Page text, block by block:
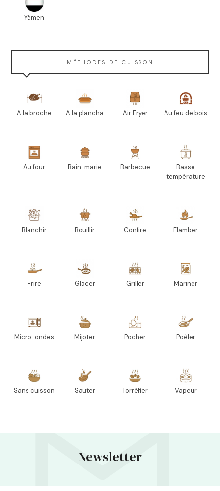
Yémen
MÉTHODES DE CUISSON
A la broche A la plancha Air Fryer Au feu de bois
Au four Bain-marie Barbecue
Basse
température
Blanchir Bouillir Confire Flamber
Frire Glacer Griller Mariner
Micro-ondes Mijoter Pocher Poêler
Sans cuisson Sauter Torréfier Vapeur
Newsletter